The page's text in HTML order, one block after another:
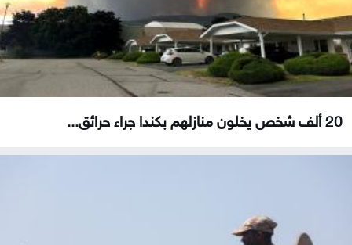
20 ألف شخص يخلون منازلهم بكندا جراء حرائق...